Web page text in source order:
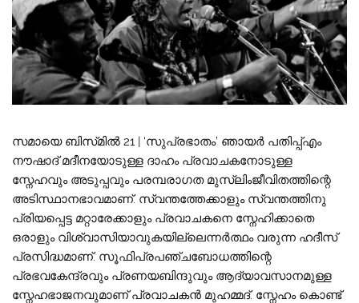
സമായെ ബിസ്‌മിൽ 21 | ‘സുപ്രഭാതം’ ഞായർ പതിപ്പ്എം
നൗഷാദ് മദീനയോടുള്ള ദാഹം പ്രവാചകനോടുള്ള
സ്നേഹവും അടുപ്പവും പരമ്പരാഗത മുസ്‌ലിംജീവിതത്തിന്റെ
അടിസ്ഥാനഭാവമാണ്. സ്വന്തത്തേക്കാളും സ്വന്തത്തിനു
പ്രിയപ്പെട്ട മറ്റാരേക്കാളും പ്രവാചകനെ സ്നേഹിക്കാതെ
ഒരാളും വിശ്വാസിയാവുകയില്ലെന്നർത്ഥം വരുന്ന ഹദീസ്
പ്രസിദ്ധമാണ്. സൂഫിപ്രപഞ്ചബോധത്തിന്റെ
പ്രഭവകേന്ദ്രവും പ്രണയബിന്ദുവും ആദ്യാവസാനമുള്ള
സ്നേഹഭാജനവുമാണ് പ്രവാചകൻ മുഹമ്മദ്. സ്നേഹം കൊണ്ട്